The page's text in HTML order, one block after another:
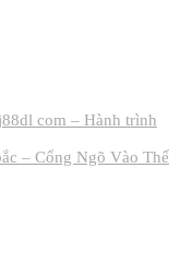
com – Hành trình
– Cổng Ngõ Vào Thế